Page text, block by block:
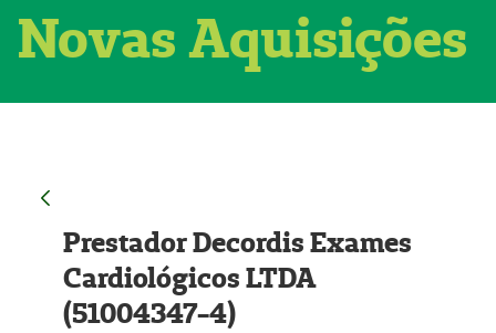
Novas Aquisições
Prestador Decordis Exames
Cardiológicos LTDA
(51004347-4)